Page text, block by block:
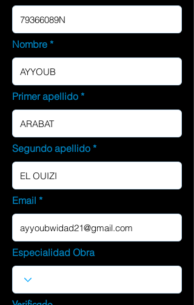
Nombre
Primer apellido
Segundo apellido
Email
Especialidad Obra